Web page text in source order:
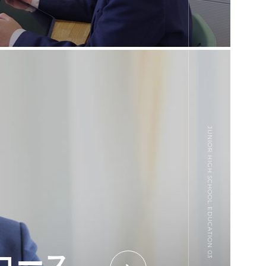
JUNIOR HIGH SCHOOL EDUCATION 03